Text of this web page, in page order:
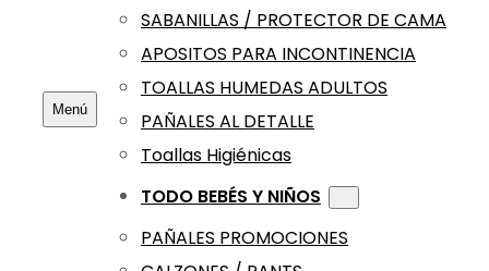
Menú
SABANILLAS / PROTECTOR DE CAMA
APOSITOS PARA INCONTINENCIA
TOALLAS HUMEDAS ADULTOS
PAÑALES AL DETALLE
Toallas Higiénicas
TODO BEBÉS Y NIÑOS
PAÑALES PROMOCIONES